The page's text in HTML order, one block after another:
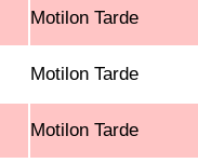
Motilon Tarde
Motilon Tarde
Motilon Tarde